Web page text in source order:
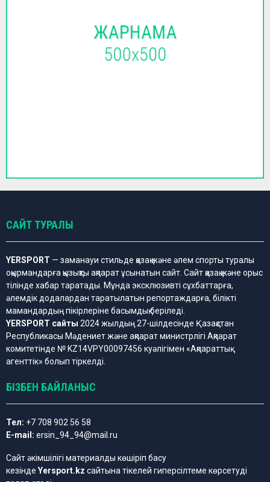
САЙТ ТУРАЛЫ
YERSPORT — заманауи стильде қазақ және әлем спорты туралы
оқырмандарға қызықты ақпарат ұсынатын сайт. Сайт қазақ және орыс
тілінде хабар таратады. Мұнда эксклюзивті сұхбаттарға,
әлемдік додалардан таратылатын репортаждарға, білікті
мамандардың пікірлеріне басымдық беріледі.
YERSPORT сайты 2024 жылдың 27-шілдесінде Қазақстан
Республикасы Мәдениет және ақпарат министрлігі Ақпарат
комитетінде № KZ14VPY00097456 куәлігімен «Ақпараттық
агенттік» болып тіркелді.
БІЗБЕН БАЙЛАНЫС
Тел: +7 708 902 56 58
E-mail: ersin_94_94@mail.ru
Сайт әкімшілігі материалды көшіріп басу
кезінде Yersport.kz сайтына тікелей гиперсілтеме көрсетуді